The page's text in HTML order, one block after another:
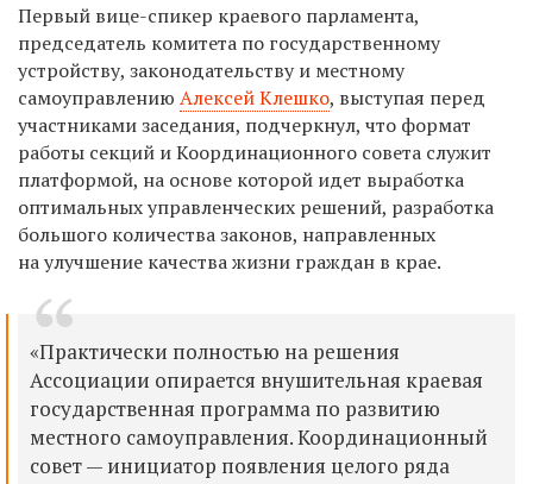
Первый вице-спикер краевого парламента,
председатель комитета по государственному
устройству, законодательству и местному
самоуправлению Алексей Клешко, выступая перед
участниками заседания, подчеркнул, что формат
работы секций и Координационного совета служит
платформой, на основе которой идет выработка
оптимальных управленческих решений, разработка
большого количества законов, направленных
на улучшение качества жизни граждан в крае.
«Практически полностью на решения
Ассоциации опирается внушительная краевая
государственная программа по развитию
местного самоуправления. Координационный
совет — инициатор появления целого ряда